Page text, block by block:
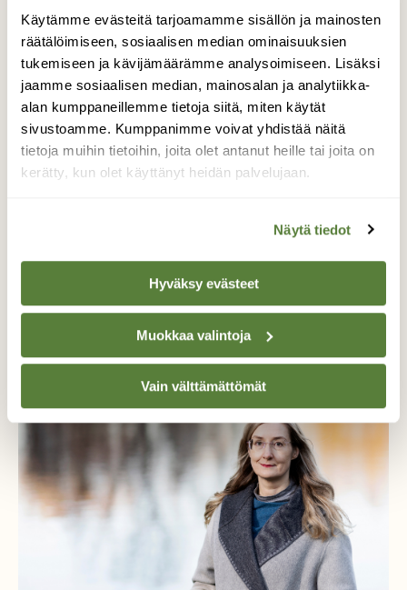
Käytämme evästeitä tarjoamamme sisällön ja mainosten
räätälöimiseen, sosiaalisen median ominaisuuksien
tukemiseen ja kävijämäärämme analysoimiseen. Lisäksi
jaamme sosiaalisen median, mainosalan ja analytiikka-
alan kumppaneillemme tietoja siitä, miten käytät
sivustoamme. Kumppanimme voivat yhdistää näitä
tietoja muihin tietoihin, joita olet antanut heille tai joita on
kerätty, kun olet käyttänyt heidän palvelujaan.
Näytä tiedot
Hyväksy evästeet
Muokkaa valintoja
Vain välttämättömät
RETKEILY
Harrastuksista parhain – nostalgiset kuvat
Suomessa